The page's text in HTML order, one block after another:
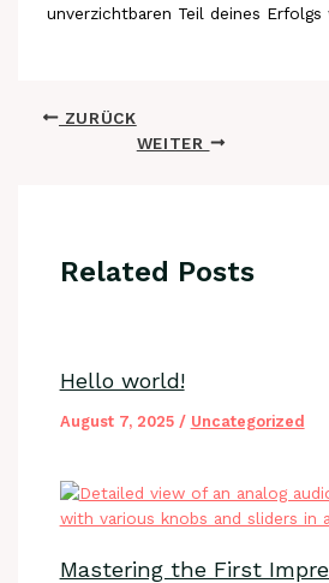
unverzichtbaren Teil deines Erfolgs
ZURÜCK
WEITER
Related Posts
Hello world!
August 7, 2025 / Uncategorized
Mastering the First